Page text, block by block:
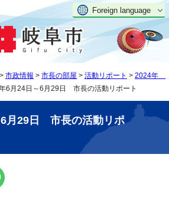
Foreign language
> 市政情報 > 市長の部屋 > 活動リポート > 2024年
6月24日～6月29日 市長の活動リポート
月29日 市長の活動リポ